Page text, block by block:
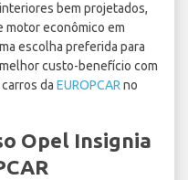
bem projetados,
motor econômico em
escolha preferida para
custo-benefício com
da EUROPCAR no
Opel Insignia